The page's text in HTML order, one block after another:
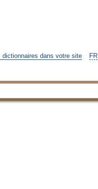
FR
dictionnaires dans votre site